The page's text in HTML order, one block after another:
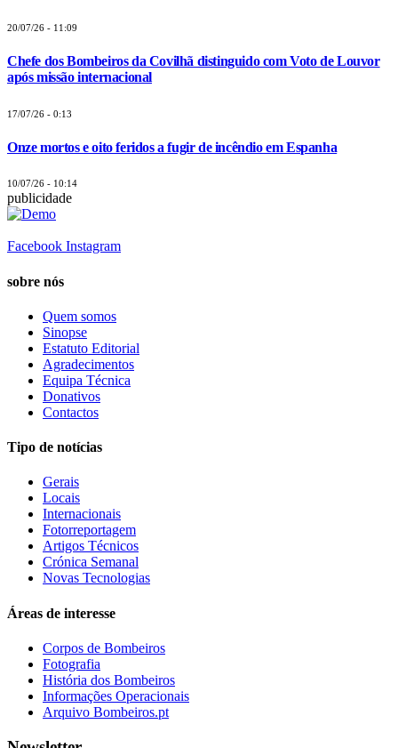
20/07/26 - 11:09
Chefe dos Bombeiros da Covilhã distinguido com Voto de Louvor
após missão internacional
17/07/26 - 0:13
Onze mortos e oito feridos a fugir de incêndio em Espanha
10/07/26 - 10:14
publicidade
Facebook Instagram
sobre nós
Quem somos
Sinopse
Estatuto Editorial
Agradecimentos
Equipa Técnica
Donativos
Contactos
Tipo de notícias
Gerais
Locais
Internacionais
Fotorreportagem
Artigos Técnicos
Crónica Semanal
Novas Tecnologias
Áreas de interesse
Corpos de Bombeiros
Fotografia
História dos Bombeiros
Informações Operacionais
Arquivo Bombeiros.pt